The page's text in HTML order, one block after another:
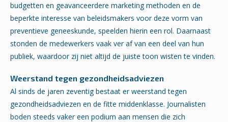
budgetten en geavanceerdere marketing methoden en de
beperkte interesse van beleidsmakers voor deze vorm van
preventieve geneeskunde, speelden hierin een rol. Daarnaast
stonden de medewerkers vaak ver af van een deel van hun
publiek, waardoor zij niet altijd de juiste toon wisten te vinden.
Weerstand tegen gezondheidsadviezen
Al sinds de jaren zeventig bestaat er weerstand tegen
gezondheidsadviezen en de fitte middenklasse. Journalisten
boden steeds vaker een podium aan mensen die zich